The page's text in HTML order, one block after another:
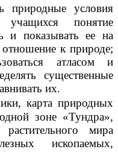
природные условия
понятие
и показывать ее на
отношение к природе;
атласом и
существенные
их.
карта природных
зоне «Тундра»,
мира
ископаемых,